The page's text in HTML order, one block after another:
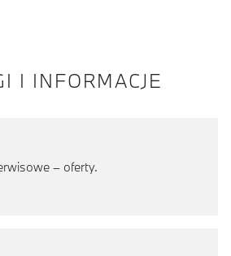
I INFORMACJE
– oferty.